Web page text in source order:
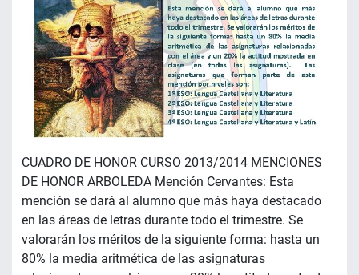
CUADRO DE HONOR CURSO 2013/2014 MENCIONES
DE HONOR ARBOLEDA Mención Cervantes: Esta
mención se dará al alumno que más haya destacado
en las áreas de letras durante todo el trimestre. Se
valorarán los méritos de la siguiente forma: hasta un
80% la media aritmética de las asignaturas